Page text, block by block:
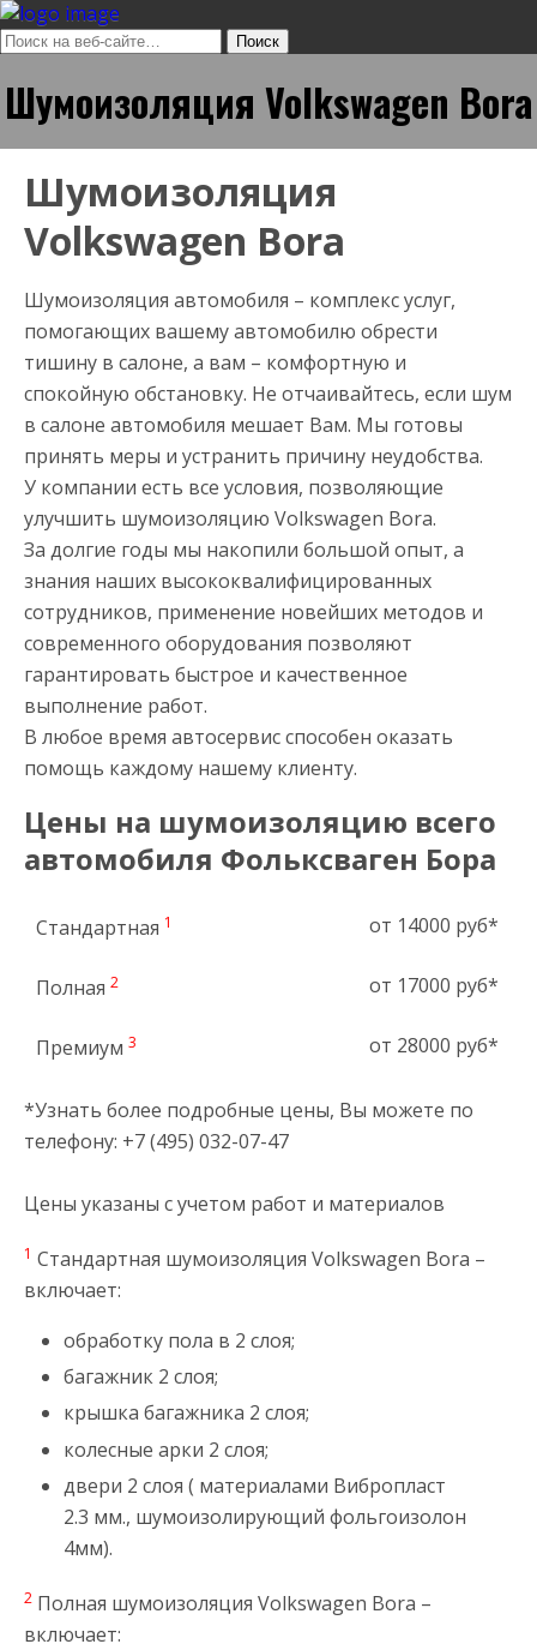
Шумоизоляция Volkswagen Bora
Шумоизоляция
Volkswagen Bora
Шумоизоляция автомобиля – комплекс услуг,
помогающих вашему автомобилю обрести
тишину в салоне, а вам – комфортную и
спокойную обстановку. Не отчаивайтесь, если шум
в салоне автомобиля мешает Вам. Мы готовы
принять меры и устранить причину неудобства.
У компании есть все условия, позволяющие
улучшить шумоизоляцию Volkswagen Bora.
За долгие годы мы накопили большой опыт, а
знания наших высококвалифицированных
сотрудников, применение новейших методов и
современного оборудования позволяют
гарантировать быстрое и качественное
выполнение работ.
В любое время автосервис способен оказать
помощь каждому нашему клиенту.
Цены на шумоизоляцию всего
автомобиля Фольксваген Бора
Стандартная 1 от 14000 руб*
Полная 2 от 17000 руб*
Премиум 3 от 28000 руб*
*Узнать более подробные цены, Вы можете по
телефону: +7 (495) 032-07-47
Цены указаны с учетом работ и материалов
1 Стандартная шумоизоляция Volkswagen Bora –
включает:
обработку пола в 2 слоя;
багажник 2 слоя;
крышка багажника 2 слоя;
колесные арки 2 слоя;
двери 2 слоя ( материалами Вибропласт
2.3 мм., шумоизолирующий фольгоизолон
4мм).
2 Полная шумоизоляция Volkswagen Bora –
включает: